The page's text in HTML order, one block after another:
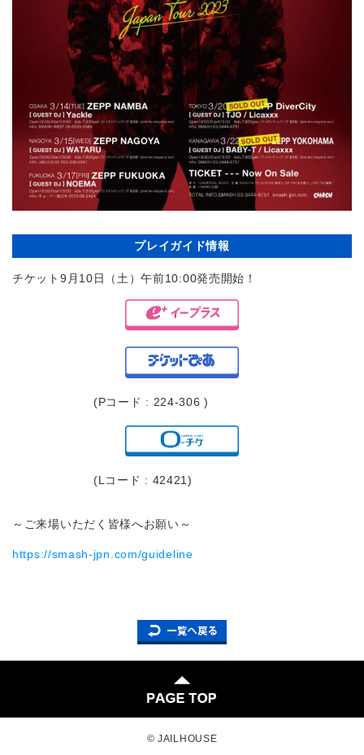
プレイガイド情報
チケット9月10日（土）午前10:00発売開始！
(Pコード : 224-306 )
(Lコード : 42421)
～ご来場いただく皆様へお願い～
https://smash-jpn.com/guideline
© JAILHOUSE